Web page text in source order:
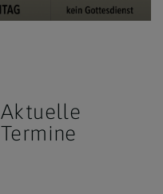
Aktuelle
Termine